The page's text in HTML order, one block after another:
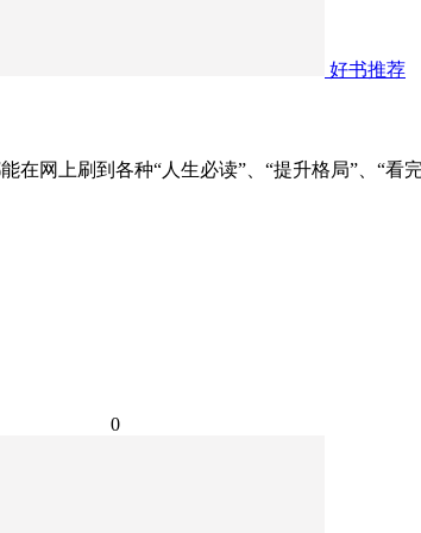
好书推荐
在网上刷到各种“人生必读”、“提升格局”、“
0